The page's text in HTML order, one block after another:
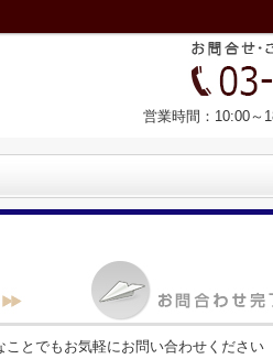
営業時間：10:00～
とでもお気軽にお問い合わせください